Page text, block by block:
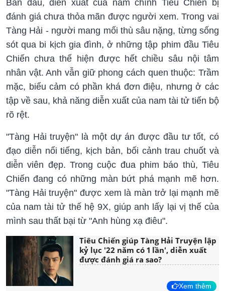
Ban đầu, diễn xuất của nam chính Tiêu Chiến bị
đánh giá chưa thỏa mãn được người xem. Trong vai
Tàng Hải - người mang mối thù sâu nặng, từng sống
sót qua bi kịch gia đình, ở những tập phim đầu Tiêu
Chiến chưa thể hiện được hết chiều sâu nội tâm
nhân vật. Anh vẫn giữ phong cách quen thuộc: Trầm
mặc, biểu cảm có phần khá đơn điệu, nhưng ở các
tập về sau, khả năng diễn xuất của nam tài tử tiến bộ
rõ rệt.
"Tàng Hải truyện" là một dự án được đầu tư tốt, có
đạo diễn nổi tiếng, kịch bản, bối cảnh trau chuốt và
diễn viên đẹp. Trong cuộc đua phim báo thù, Tiêu
Chiến đang có những màn bứt phá mạnh mẽ hơn.
"Tàng Hải truyện" được xem là màn trở lại mạnh mẽ
của nam tài tử thế hệ 9X, giúp anh lấy lại vị thế của
mình sau thất bại từ "Anh hùng xạ điêu".
Tiêu Chiến giúp Tàng Hải Truyện lập
kỷ lục '22 năm có 1 lần', diễn xuất
được đánh giá ra sao?
Xem thêm